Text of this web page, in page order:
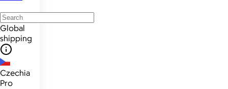
Global
shipping
Czechia
Pro